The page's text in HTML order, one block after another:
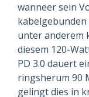
wanneer sein
unter anderem
diesem 120-
PD 3.0 dauert
ringsherum 90
gelingt dies in